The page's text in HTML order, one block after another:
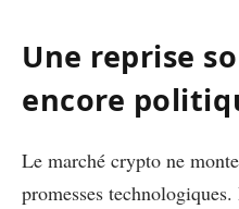
Une reprise
encore
Le marché crypto ne
promesses